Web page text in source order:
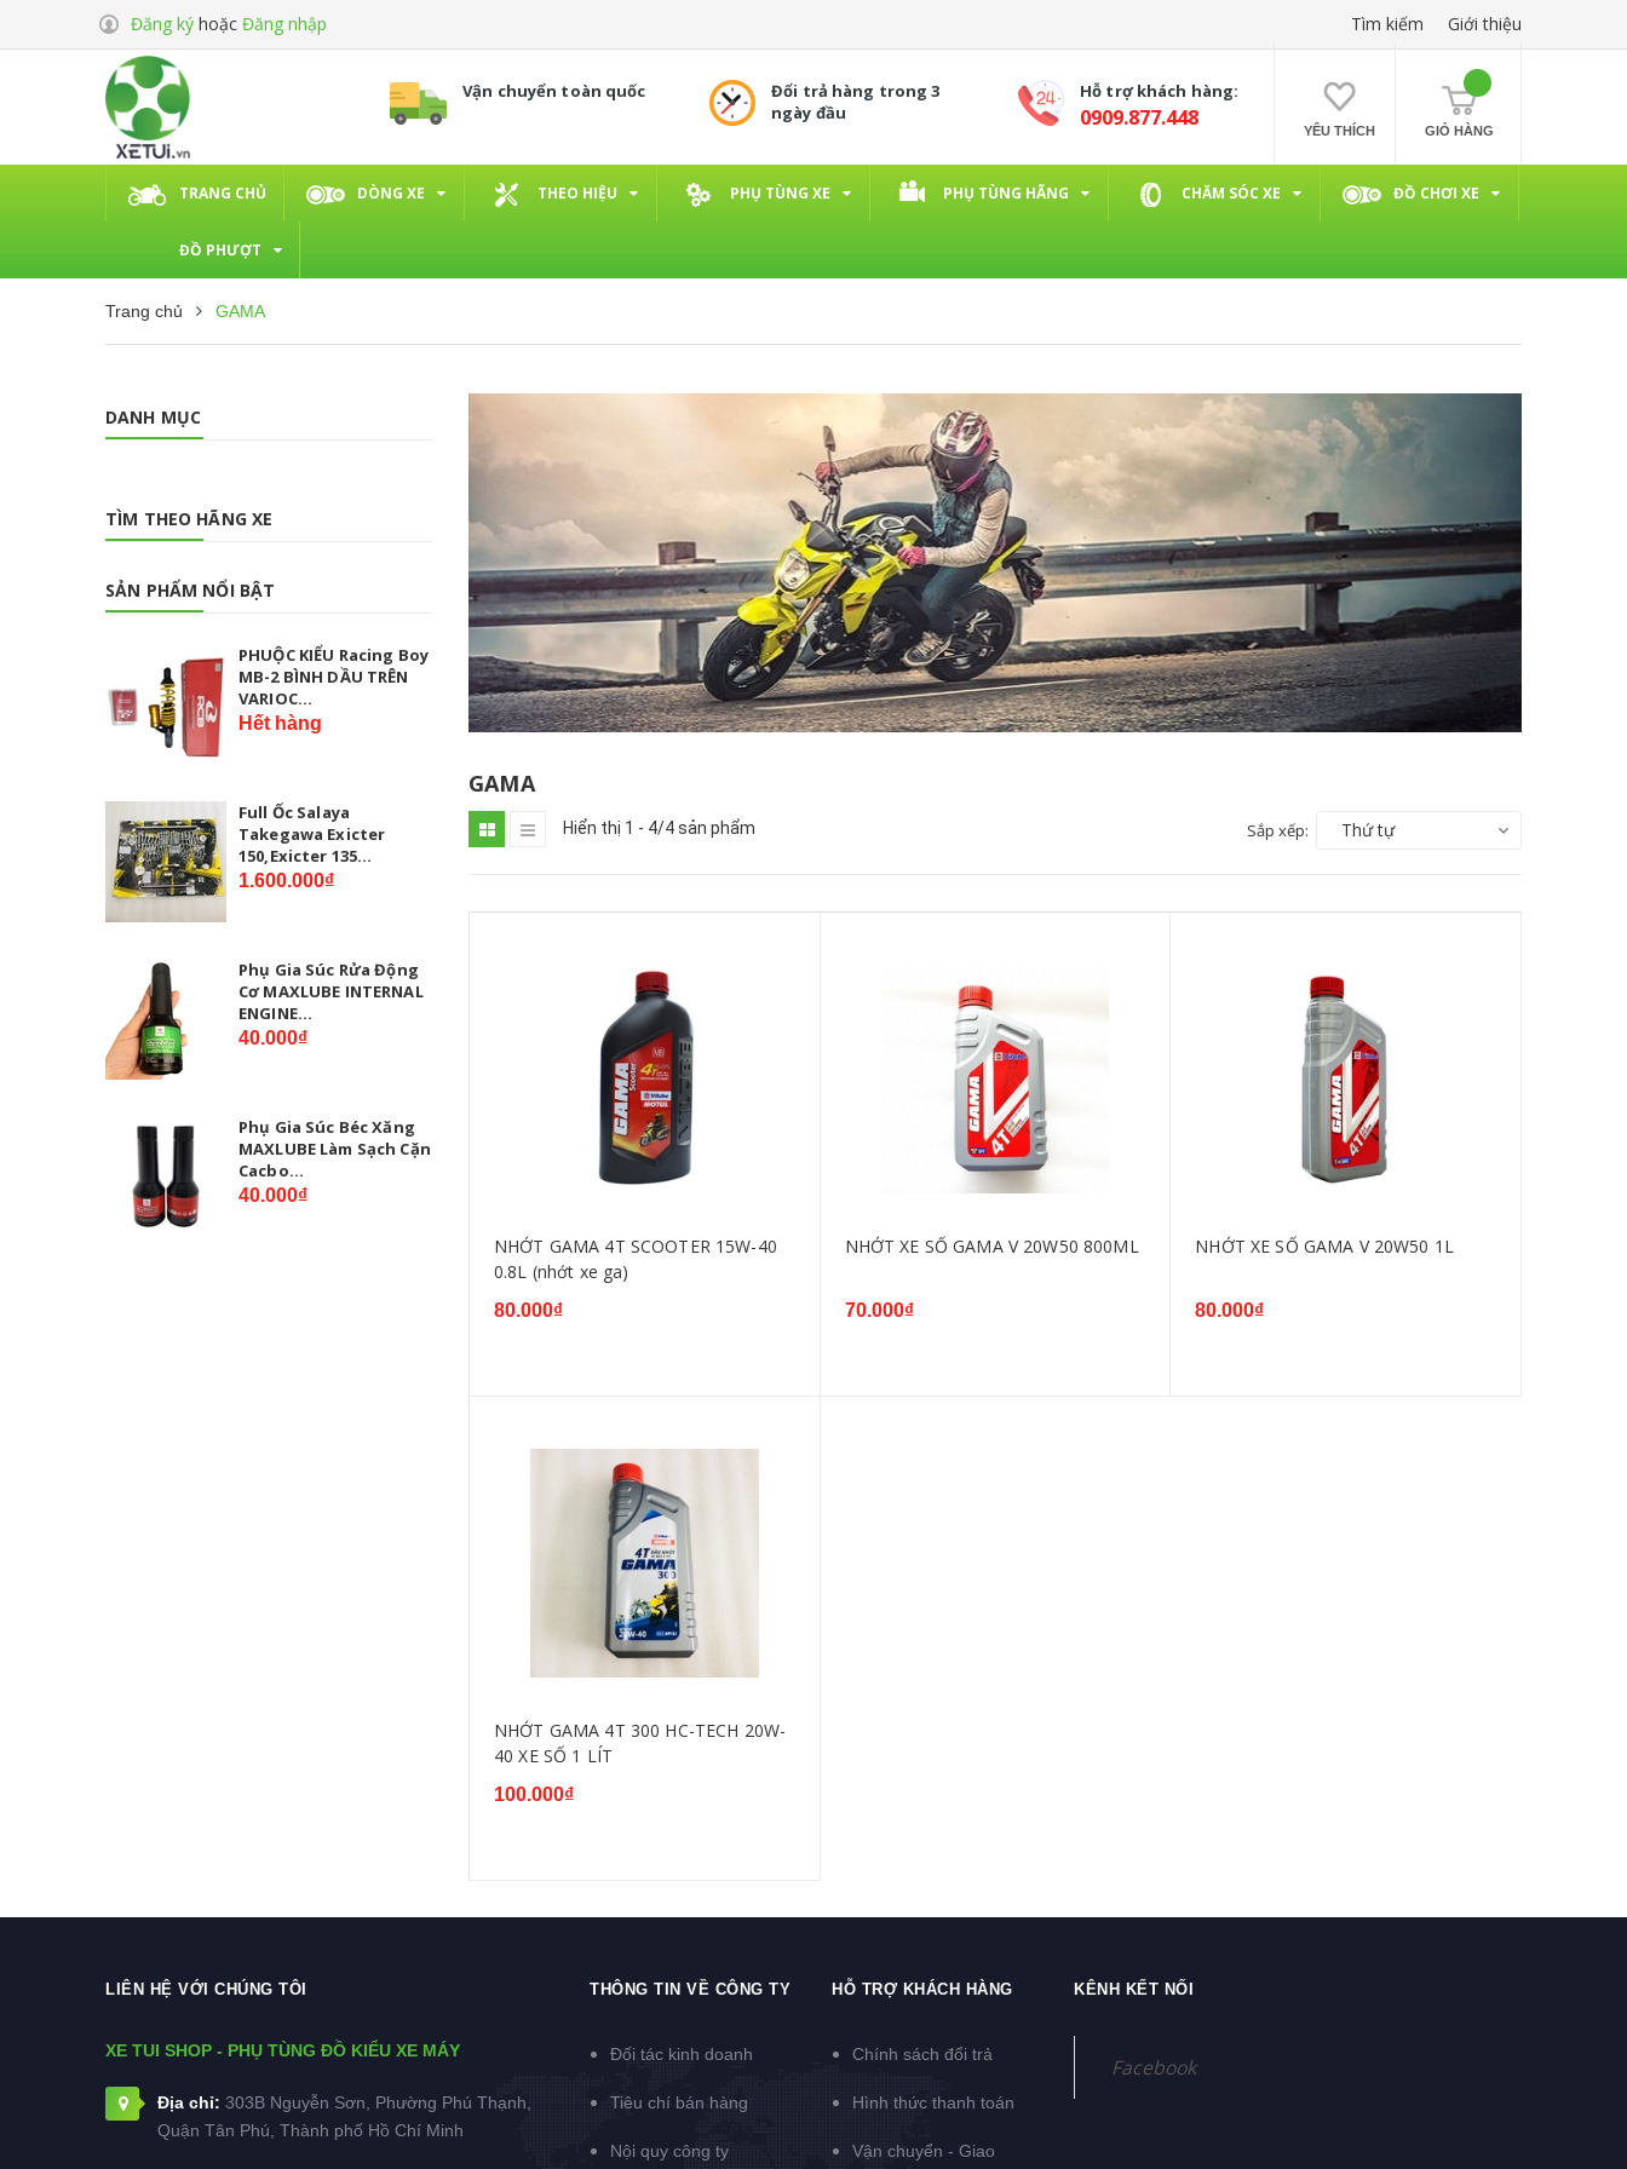
Đăng ký hoặc Đăng nhập Tìm kiếm Giới thiệu
Vận chuyển toàn quốc
Đổi trả hàng trong 3
ngày đầu
Hỗ trợ khách hàng:
0909.877.448 YÊU THÍCH GIỎ HÀNG
TRANG CHỦ DÒNG XE THEO HIỆU PHỤ TÙNG XE PHỤ TÙNG HÃNG CHĂM SÓC XE ĐỒ CHƠI XE
ĐỒ PHƯỢT
Trang chủ GAMA
GAMA
Hiển thị 1 - 4/4 sản phẩm Sắp xếp: Thứ tự
NHỚT GAMA 4T SCOOTER 15W-40
0.8L (nhớt xe ga)
80.000₫
NHỚT XE SỐ GAMA V 20W50 800ML
70.000₫
NHỚT XE SỐ GAMA V 20W50 1L
80.000₫
NHỚT GAMA 4T 300 HC-TECH 20W-
40 XE SỐ 1 LÍT
100.000₫
DANH MỤC
TÌM THEO HÃNG XE
SẢN PHẨM NỔI BẬT
PHUỘC KIỂU Racing Boy
MB-2 BÌNH DẦU TRÊN
VARIOC...
Hết hàng
Full Ốc Salaya
Takegawa Exicter
150,Exicter 135...
1.600.000₫
Phụ Gia Súc Rửa Động
Cơ MAXLUBE INTERNAL
ENGINE...
40.000₫
Phụ Gia Súc Béc Xăng
MAXLUBE Làm Sạch Cặn
Cacbo...
40.000₫
LIÊN HỆ VỚI CHÚNG TÔI
XE TUI SHOP - PHỤ TÙNG ĐỒ KIỂU XE MÁY
Địa chỉ: 303B Nguyễn Sơn, Phường Phú Thạnh,
Quận Tân Phú, Thành phố Hồ Chí Minh
THÔNG TIN VỀ CÔNG TY
Đối tác kinh doanh
Tiêu chí bán hàng
Nội quy công ty
HỖ TRỢ KHÁCH HÀNG
Chính sách đổi trả
Hình thức thanh toán
Vận chuyển - Giao
KÊNH KẾT NỐI
Facebook